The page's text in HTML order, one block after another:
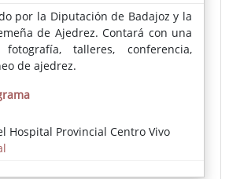
por la Diputación de Badajoz y la
de Ajedrez. Contará con una
talleres, conferencia,
de ajedrez.
Hospital Provincial Centro Vivo